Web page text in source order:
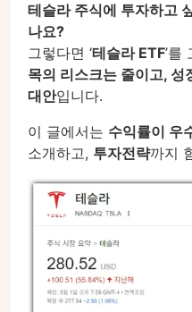
테슬라 주식에 투자하고
나요?
그렇다면 ‘테슬라 ETF’를
목의 리스크는 줄이고, 성
대안입니다.
이 글에서는 수익률이 우
소개하고, 투자전략까지